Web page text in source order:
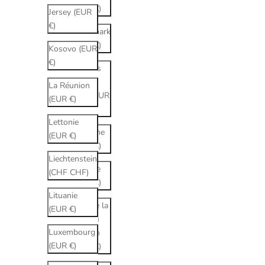
Jersey (EUR
€)
Kosovo (EUR
€)
La Réunion
(EUR €)
Lettonie
(EUR €)
Liechtenstein
(CHF CHF)
Lituanie
(EUR €)
Luxembourg
(EUR €)
(EUR €)
Danemark
(EUR €)
Émirats
arabes
unis (EUR
€)
Espagne
(EUR €)
Estonie
(EUR €)
État de la
Cité du
Vatican
(EUR €)